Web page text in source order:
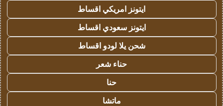
ايتونز امريكي اقساط
ايتونز سعودي اقساط
شحن يلا لودو اقساط
حناء شعر
حنا
ماتشا